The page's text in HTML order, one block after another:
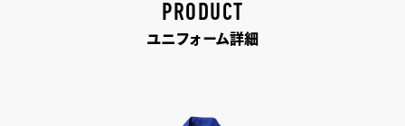
PRODUCT
ユニフォーム詳細